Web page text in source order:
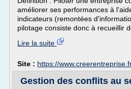
améliorer ses performances à
indicateurs (remontées
pilotage consiste donc à recueillir
Lire la suite
Site : https://
Gestion des conflits au